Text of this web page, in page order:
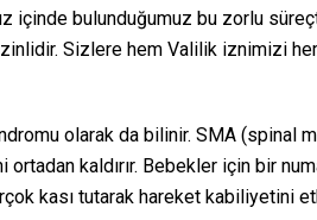
içinde bulunduğumuz bu zorlu
Sizlere hem Valilik iznimizi
olarak da bilinir. SMA
kaldırır. Bebekler için bir
kası tutarak hareket